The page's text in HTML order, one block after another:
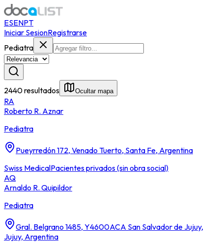
ESENPT
Iniciar SesionRegistrarse
Pediatra
2440 resultados Ocultar mapa
RA
Roberto R. Aznar
Pediatra
Pueyrredón 172, Venado Tuerto, Santa Fe, Argentina
Swiss MedicalPacientes privados (sin obra social)
AQ
Arnaldo R. Quipildor
Pediatra
Gral. Belgrano 1485, Y4600ACA San Salvador de Jujuy,
Jujuy, Argentina